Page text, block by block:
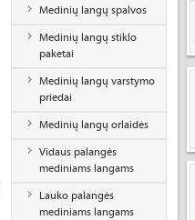
Medinių langų spalvos
Medinių langų stiklo
paketai
Medinių langų varstymo
priedai
Medinių langų orlaidės
Vidaus palangės
mediniams langams
Lauko palangės
mediniams langams